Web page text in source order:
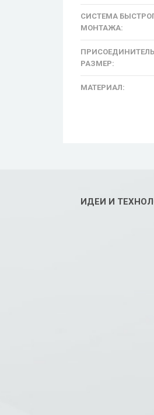
СИСТЕМА
МОНТАЖА:
РАЗМЕР:
МАТЕРИАЛ:
ИДЕИ И